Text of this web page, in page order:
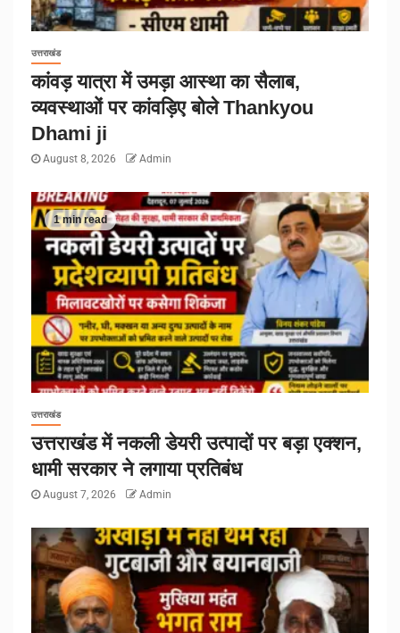
उत्तराखंड
कांवड़ यात्रा में उमड़ा आस्था का सैलाब,
व्यवस्थाओं पर कांवड़िए बोले Thankyou
Dhami ji
August 8, 2026 Admin
1 min read
उत्तराखंड
उत्तराखंड में नकली डेयरी उत्पादों पर बड़ा एक्शन,
धामी सरकार ने लगाया प्रतिबंध
August 7, 2026 Admin